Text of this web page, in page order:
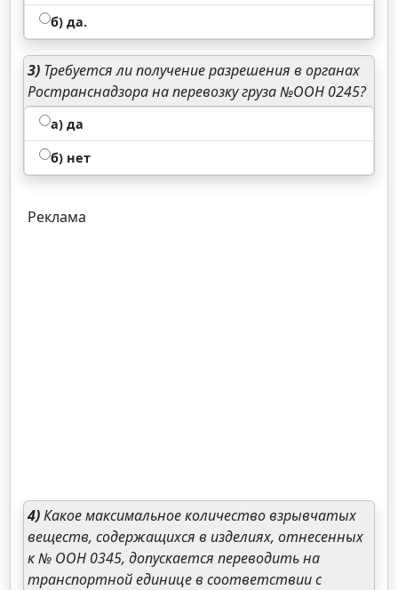
б) да.
3) Требуется ли получение разрешения в органах
Ространснадзора на перевозку груза №ООН 0245?
а) да
б) нет
Реклама
4)Какое максимальное количество взрывчатых
веществ, содержащихся в изделиях, отнесенных
к № ООН 0345, допускается переводить на
транспортной единице в соответствии с